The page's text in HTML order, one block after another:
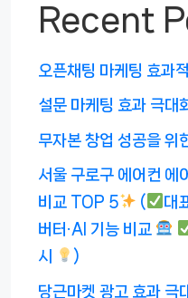
Recent
오픈채팅 마케팅 효과
설문 마케팅 효과 극대
무자본 창업 성공을 위
서울 구로구 에어컨 에
비교 TOP 5
( 대
버터·AI 기능 비교
시
)
당근마켓 광고 효과 극